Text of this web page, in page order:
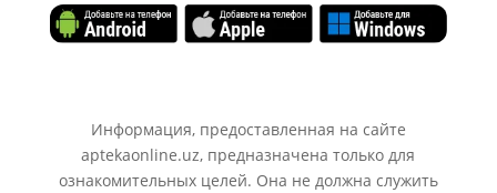
Информация, предоставленная на сайте
aptekaonline.uz, предназначена только для
ознакомительных целей. Она не должна служить